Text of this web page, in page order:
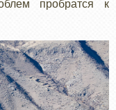
пробратся к